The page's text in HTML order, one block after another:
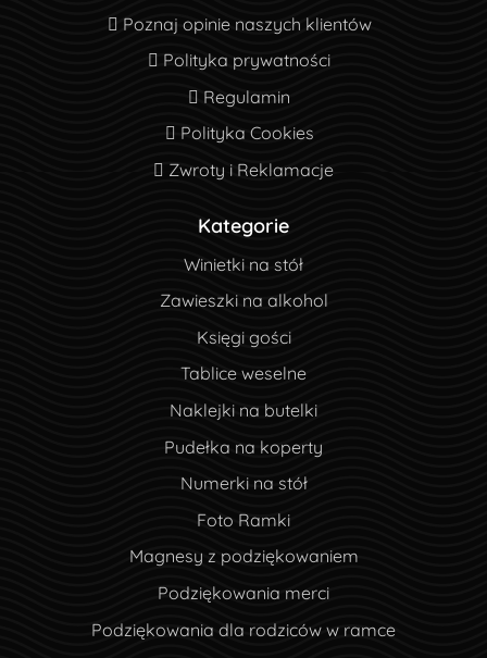
Poznaj opinie naszych klientów
Poznaj opinie naszych klientów
Polityka prywatności
Polityka prywatności
Regulamin
Regulamin
Polityka Cookies
Polityka Cookies
Zwroty i Reklamacje
Zwroty i Reklamacje
Kategorie
Winietki na stół
Zawieszki na alkohol
Księgi gości
Tablice weselne
Naklejki na butelki
Pudełka na koperty
Numerki na stół
Foto Ramki
Magnesy z podziękowaniem
Podziękowania merci
Podziękowania dla rodziców w ramce